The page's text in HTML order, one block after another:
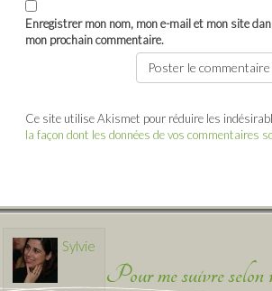
Enregistrer mon nom, mon e-mail et mon site
mon prochain commentaire.
Ce site utilise Akismet pour réduire les
la façon dont les données de vos commentaires
Sylvie
Pour me suivre selon